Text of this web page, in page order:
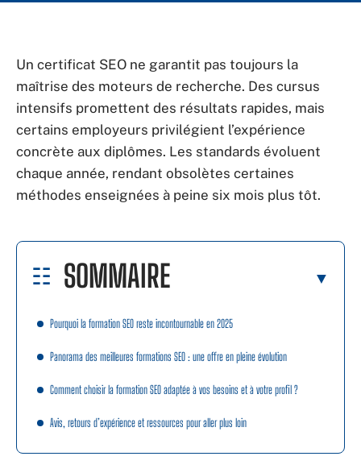
Un certificat SEO ne garantit pas toujours la
maîtrise des moteurs de recherche. Des cursus
intensifs promettent des résultats rapides, mais
certains employeurs privilégient l’expérience
concrète aux diplômes. Les standards évoluent
chaque année, rendant obsolètes certaines
méthodes enseignées à peine six mois plus tôt.
SOMMAIRE
Pourquoi la formation SEO reste incontournable en 2025
Panorama des meilleures formations SEO : une offre en pleine évolution
Comment choisir la formation SEO adaptée à vos besoins et à votre profil ?
Avis, retours d’expérience et ressources pour aller plus loin